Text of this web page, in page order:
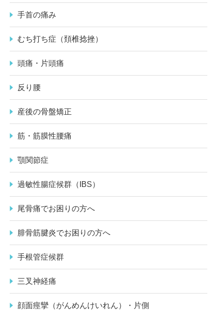
手首の痛み
むち打ち症（頚椎捻挫）
頭痛・片頭痛
反り腰
産後の骨盤矯正
筋・筋膜性腰痛
顎関節症
過敏性腸症候群（IBS）
尾骨痛でお困りの方へ
腓骨筋腱炎でお困りの方へ
手根管症候群
三叉神経痛
顔面痙攣（がんめんけいれん）・片側